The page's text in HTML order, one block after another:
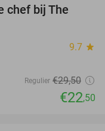
chef bij The
9.7 star
Regulier €29,50
€22,50